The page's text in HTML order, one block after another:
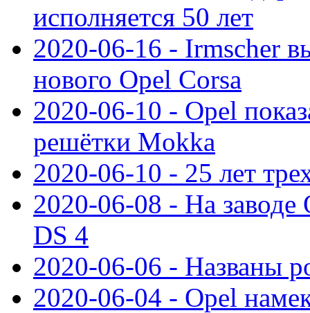
исполняется 50 лет
2020-06-16 - Irmscher
нового Opel Corsa
2020-06-10 - Opel
решётки Mokka
2020-06-10 - 25 лет
2020-06-08 - На заводе
DS 4
2020-06-06 - Названы
2020-06-04 - Opel